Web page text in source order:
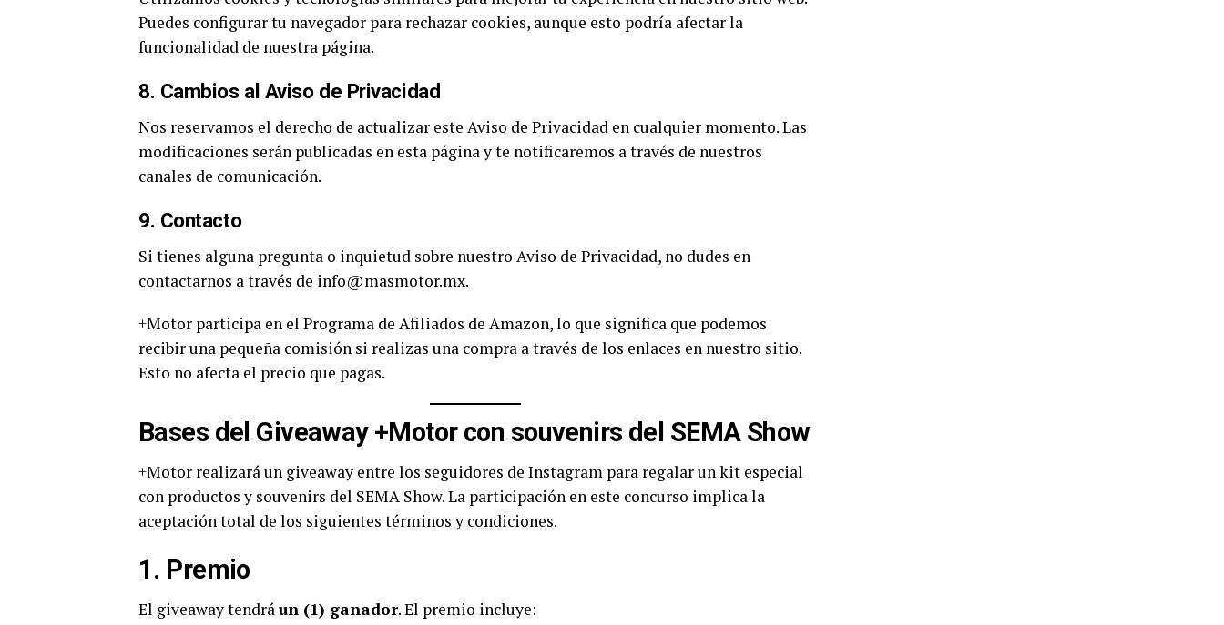
Puedes configurar tu navegador para rechazar cookies, aunque esto podría afectar la
funcionalidad de nuestra página.
8. Cambios al Aviso de Privacidad
Nos reservamos el derecho de actualizar este Aviso de Privacidad en cualquier momento. Las
modificaciones serán publicadas en esta página y te notificaremos a través de nuestros
canales de comunicación.
9. Contacto
Si tienes alguna pregunta o inquietud sobre nuestro Aviso de Privacidad, no dudes en
contactarnos a través de info@masmotor.mx.
+Motor participa en el Programa de Afiliados de Amazon, lo que significa que podemos
recibir una pequeña comisión si realizas una compra a través de los enlaces en nuestro sitio.
Esto no afecta el precio que pagas.
Bases del Giveaway +Motor con souvenirs del SEMA Show
+Motor realizará un giveaway entre los seguidores de Instagram para regalar un kit especial
con productos y souvenirs del SEMA Show. La participación en este concurso implica la
aceptación total de los siguientes términos y condiciones.
1. Premio
El giveaway tendráun (1) ganador. El premio incluye: